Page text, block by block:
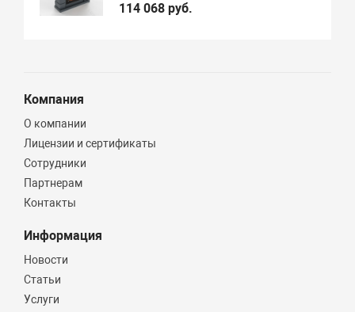
114 068 руб.
Компания
О компании
Лицензии и сертификаты
Сотрудники
Партнерам
Контакты
Информация
Новости
Статьи
Услуги